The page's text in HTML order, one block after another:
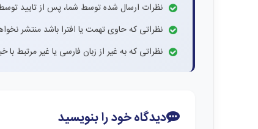
نظرات ارسال شده توسط شما، پس از تایید
نظراتی که حاوی تهمت یا افترا باشد منتشر
نظراتی که به غیر از زبان فارسی یا غیر مرتبط
دیدگاه خود را بنویسید